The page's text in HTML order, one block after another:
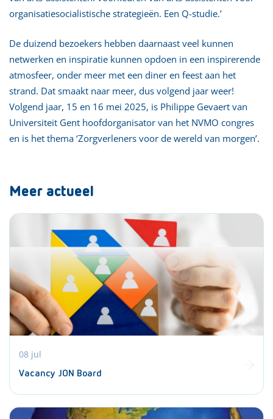
organisatiesocialistische strategieën. Een Q-studie.’
De duizend bezoekers hebben daarnaast veel kunnen
netwerken en inspiratie kunnen opdoen in een inspirerende
atmosfeer, onder meer met een diner en feest aan het
strand. Dat smaakt naar meer, dus volgend jaar weer!
Volgend jaar, 15 en 16 mei 2025, is Philippe Gevaert van
Universiteit Gent hoofdorganisator van het NVMO congres
en is het thema ‘Zorgverleners voor de wereld van morgen’.
Meer actueel
08 jul
Vacancy JON Board